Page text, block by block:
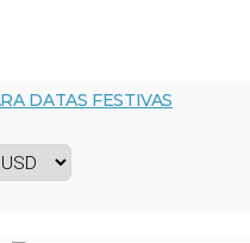
DATAS FESTIVAS